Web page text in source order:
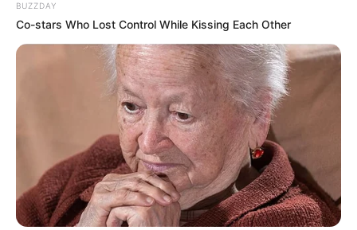
BUZZDAY
Co-stars Who Lost Control While Kissing Each Other